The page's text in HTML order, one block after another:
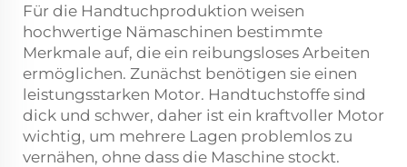
Für die Handtuchproduktion weisen
hochwertige Nämaschinen bestimmte
Merkmale auf, die ein reibungsloses Arbeiten
ermöglichen. Zunächst benötigen sie einen
leistungsstarken Motor. Handtuchstoffe sind
dick und schwer, daher ist ein kraftvoller Motor
wichtig, um mehrere Lagen problemlos zu
vernähen, ohne dass die Maschine stockt.